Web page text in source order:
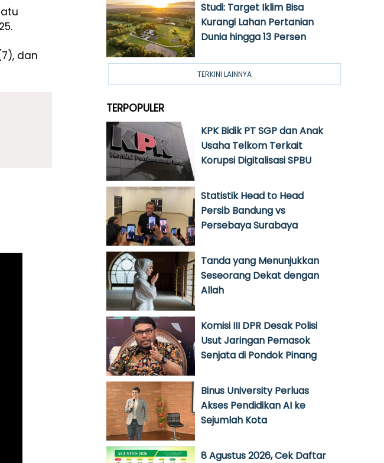
dan
Studi: Target Iklim Bisa
Kurangi Lahan Pertanian
Dunia hingga 13 Persen
TERKINI LAINNYA
TERPOPULER
KPK Bidik PT SGP dan Anak
Usaha Telkom Terkait
Korupsi Digitalisasi SPBU
Statistik Head to Head
Persib Bandung vs
Persebaya Surabaya
Tanda yang Menunjukkan
Seseorang Dekat dengan
Allah
Komisi III DPR Desak Polisi
Usut Jaringan Pemasok
Senjata di Pondok Pinang
Binus University Perluas
Akses Pendidikan AI ke
Sejumlah Kota
8 Agustus 2026, Cek Daftar